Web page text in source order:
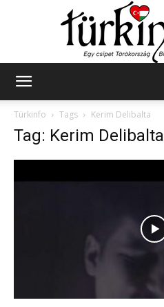
Türkinfo
Tags Kerim Delibalta
Tag: Kerim Delibalta